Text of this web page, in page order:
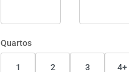
Quartos
1 2 3 4+